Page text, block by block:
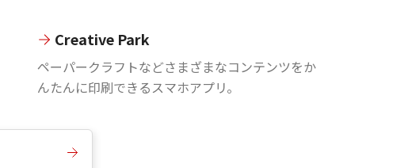
Creative Park
ペーパークラフトなどさまざまなコンテンツをか
んたんに印刷できるスマホアプリ。